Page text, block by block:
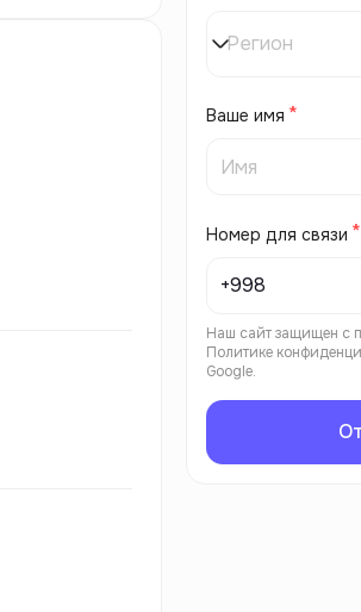
Регион
Ваше имя
Номер для связи
Наш сайт защищен с
Политике
Google.